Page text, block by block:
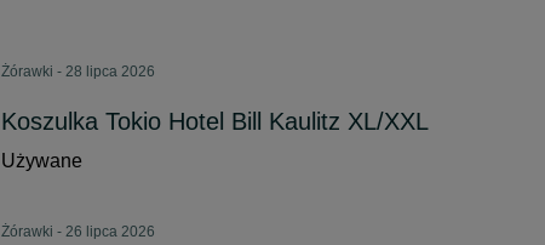
Żórawki - 28 lipca 2026
Koszulka Tokio Hotel Bill Kaulitz XL/XXL
Używane
Żórawki - 26 lipca 2026